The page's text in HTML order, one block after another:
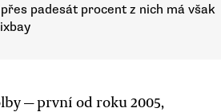
padesát procent z nich má však
— první od roku 2005,